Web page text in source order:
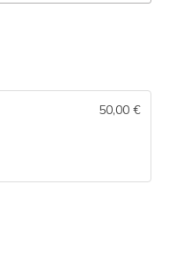
50,00 €